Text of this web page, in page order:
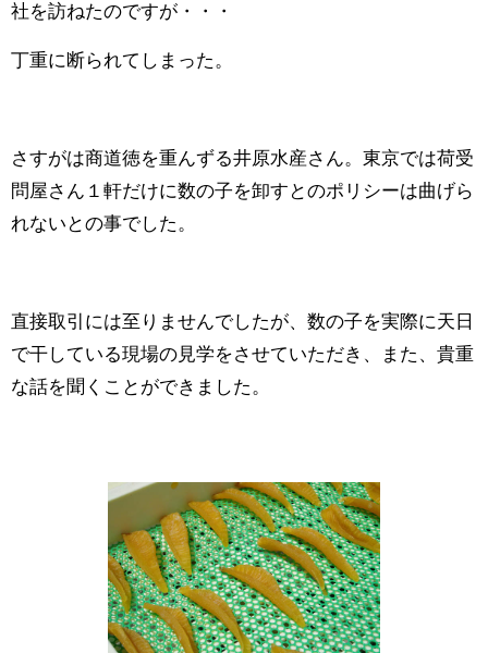
社を訪ねたのですが・・・
丁重に断られてしまった。
さすがは商道徳を重んずる井原水産さん。東京では荷受
問屋さん１軒だけに数の子を卸すとのポリシーは曲げら
れないとの事でした。
直接取引には至りませんでしたが、数の子を実際に天日
で干している現場の見学をさせていただき、また、貴重
な話を聞くことができました。